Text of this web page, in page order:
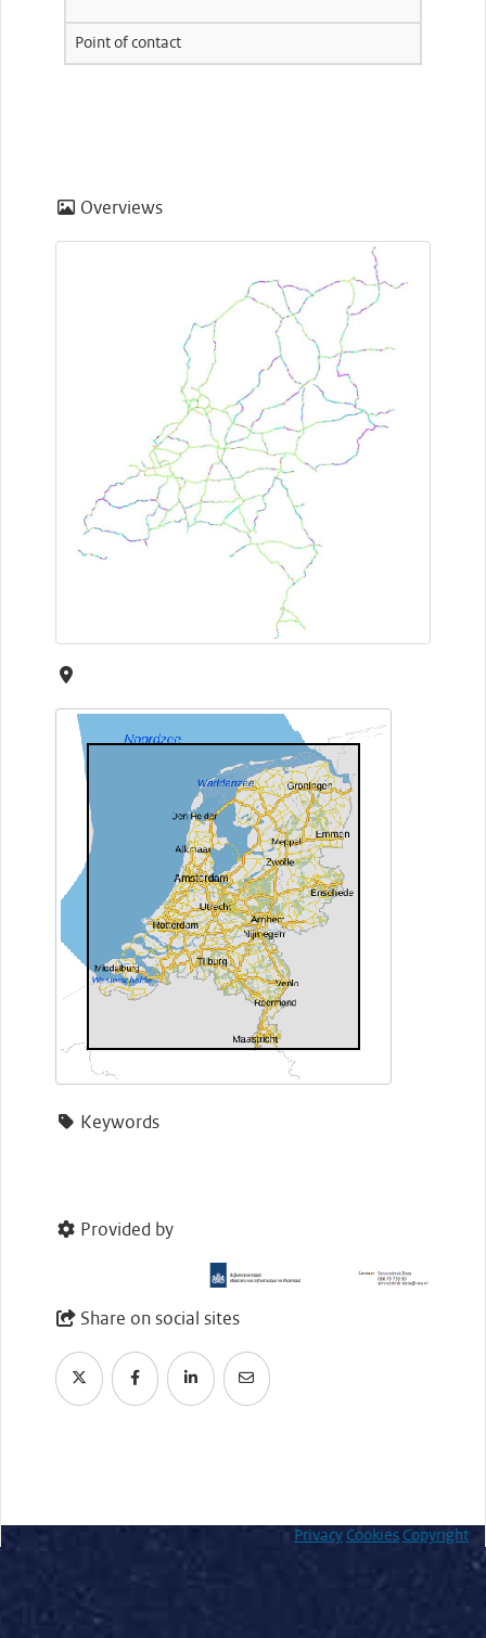
Point of contact
Overviews
Keywords
Provided by
Share on social sites
Privacy Cookies Copyright